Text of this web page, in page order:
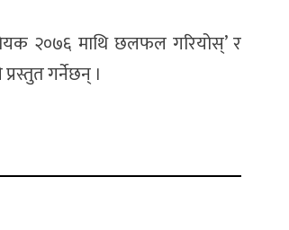
२०७६ माथि छलफल गरियोस्’ र
गर्नेछन् ।